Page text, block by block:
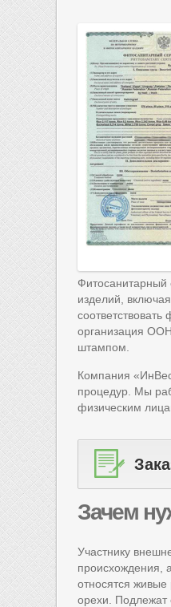
Фитосанитарный
изделий,
организация
штампом.
Компания
процедур. Мы
физическим
Зачем
Участнику
происхождения,
относятся
орехи. Подлежат